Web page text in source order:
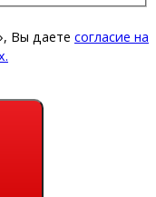
Вы даете согласие на